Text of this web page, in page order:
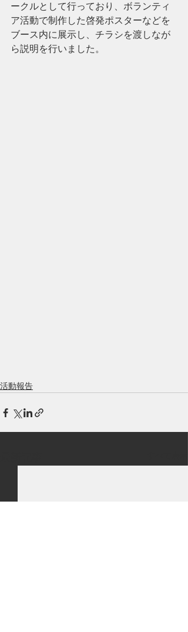
ークルとして行っており、ボランティ
ア活動で制作した啓発ポスターなどを
ブース内に展示し、チラシを渡しなが
ら説明を行いました。
活動報告